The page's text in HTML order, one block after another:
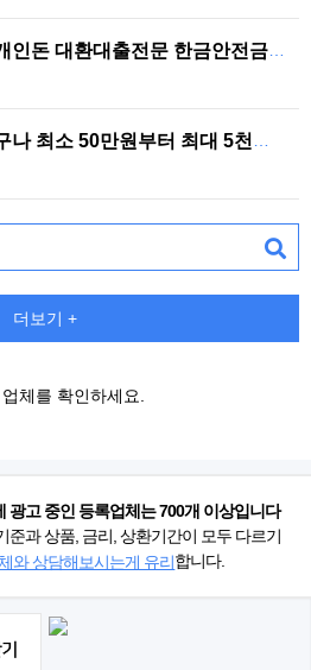
더보기 +
체를 확인하세요.
광고 중인 등록업체는 700개 이상입니다
준과 상품, 금리, 상환기간이 모두 다르기
와 상담해보시는게 유리합니다.